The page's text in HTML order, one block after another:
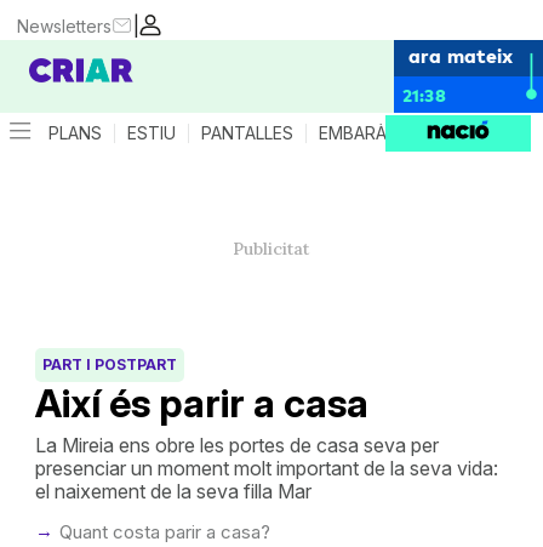
|
Newsletters
ara mateix
21:38
PLANS ESTIU PANTALLES EMBARÀS CRIANÇA
Així és parir a casa
PART I POSTPART
La Mireia ens obre les portes de casa seva per
presenciar un moment molt important de la seva vida:
el naixement de la seva filla Mar
Quant costa parir a casa?